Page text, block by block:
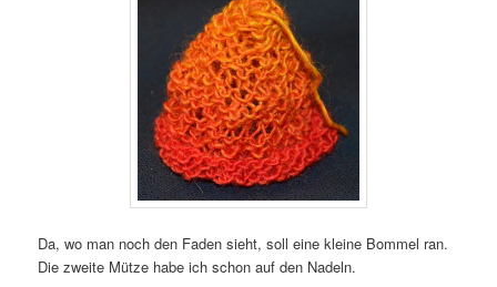
Da, wo man noch den Faden sieht, soll eine kleine Bommel ran.
Die zweite Mütze habe ich schon auf den Nadeln.